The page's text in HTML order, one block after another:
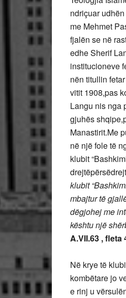
ndriçuar
me Mehmet
fjalën se në
edhe Sherif
institucioneve
nën titullin
vitit 1908,pas
Langu nis nga
gjuhës
Manastirit.Me
në një fole të
klubit
klubit
mbajtur të
dëgjohej me
kështu një
A.VII.63 , fleta
Në krye të
kombëtare jo
e rinj u